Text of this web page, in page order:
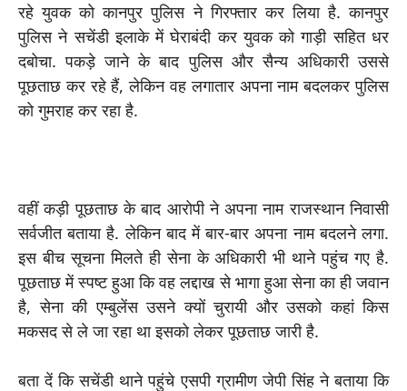
रहे युवक को कानपुर पुलिस ने गिरफ्तार कर लिया है. कानपुर
पुलिस ने सचेंडी इलाके में घेराबंदी कर युवक को गाड़ी सहित धर
दबोचा. पकड़े जाने के बाद पुलिस और सैन्य अधिकारी उससे
पूछताछ कर रहे हैं, लेकिन वह लगातार अपना नाम बदलकर पुलिस
को गुमराह कर रहा है.
वहीं कड़ी पूछताछ के बाद आरोपी ने अपना नाम राजस्थान निवासी
सर्वजीत बताया है. लेकिन बाद में बार-बार अपना नाम बदलने लगा.
इस बीच सूचना मिलते ही सेना के अधिकारी भी थाने पहुंच गए है.
पूछताछ में स्पष्ट हुआ कि वह लद्दाख से भागा हुआ सेना का ही जवान
है, सेना की एम्बुलेंस उसने क्यों चुरायी और उसको कहां किस
मकसद से ले जा रहा था इसको लेकर पूछताछ जारी है.
बता दें कि सचेंडी थाने पहुंचे एसपी ग्रामीण जेपी सिंह ने बताया कि